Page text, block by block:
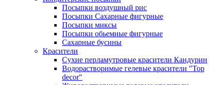
Посыпки воздушный рис
Посыпки Сахарные фигурные
Посыпки миксы
Посыпки обьемные фигурные
Сахарные бусины
Красители
Сухие перламутровые красители Кандурин
Водорастворимые гелевые красители "Top
decor"